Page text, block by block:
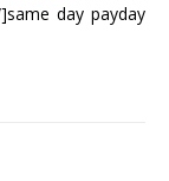
day payday